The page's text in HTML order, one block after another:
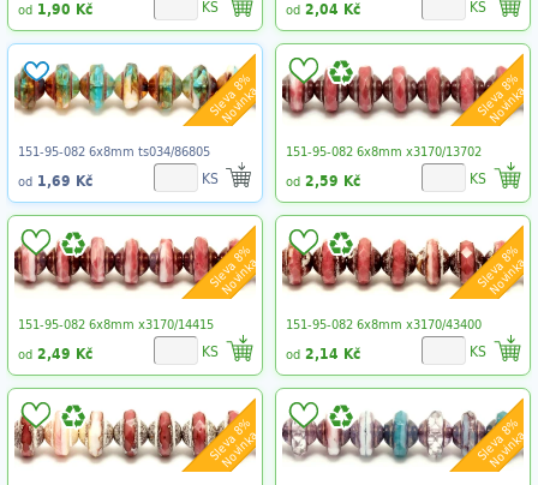
od 1,90 Kč KS
od 2,04 Kč KS
Sleva 8%
Novinka
151-95-082 6x8mm ts034/86805
od 1,69 Kč KS
Sleva 8%
Novinka
151-95-082 6x8mm x3170/13702
od 2,59 Kč KS
Sleva 8%
Novinka
151-95-082 6x8mm x3170/14415
od 2,49 Kč KS
Sleva 8%
Novinka
151-95-082 6x8mm x3170/43400
od 2,14 Kč KS
Sleva 8%
Novinka Sleva 8%
Novinka